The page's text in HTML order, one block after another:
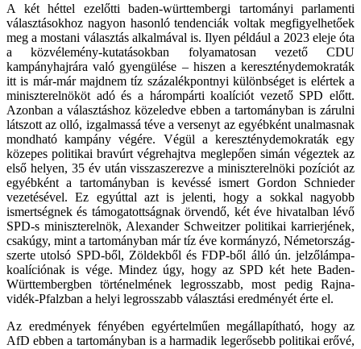
A két héttel ezelőtti baden-württembergi tartományi parlamenti
választásokhoz nagyon hasonló tendenciák voltak megfigyelhetőek
meg a mostani választás alkalmával is. Ilyen például a 2023 eleje óta
a közvélemény-kutatásokban folyamatosan vezető CDU
kampányhajrára való gyengülése – hiszen a kereszténydemokraták
itt is már-már majdnem tíz százalékpontnyi különbséget is elértek a
miniszterelnököt adó és a hárompárti koalíciót vezető SPD előtt.
Azonban a választáshoz közeledve ebben a tartományban is zárulni
látszott az olló, izgalmassá téve a versenyt az egyébként unalmasnak
mondható kampány végére. Végül a kereszténydemokraták egy
közepes politikai bravúrt végrehajtva meglepően simán végeztek az
első helyen, 35 év után visszaszerezve a miniszterelnöki pozíciót az
egyébként a tartományban is kevéssé ismert Gordon Schnieder
vezetésével. Ez egyúttal azt is jelenti, hogy a sokkal nagyobb
ismertségnek és támogatottságnak örvendő, két éve hivatalban lévő
SPD-s miniszterelnök, Alexander Schweitzer politikai karrierjének,
csakúgy, mint a tartományban már tíz éve kormányzó, Németország-
szerte utolsó SPD-ből, Zöldekből és FDP-ből álló ún. jelzőlámpa-
koalíciónak is vége. Mindez úgy, hogy az SPD két hete Baden-
Württembergben történelmének legrosszabb, most pedig Rajna-
vidék-Pfalzban a helyi legrosszabb választási eredményét érte el.
Az eredmények fényében egyértelműen megállapítható, hogy az
AfD ebben a tartományban is a harmadik legerősebb politikai erővé,